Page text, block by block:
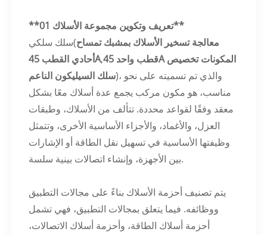
**01 تعريف وتكوين مجموعة الأسلاك**
سلك سلكي(معالجة تسخير الأسلاك بمشبك تمساح
أحادي القطب 45A,قطب واحد 45A المكونات تخصيص
سلك السيليكون الناعم)، والذي تم تسميته على نحو
مناسب، هو مكون مركب يجمع عدة أسلاك معًا بشكل
معقد وفقًا لقواعد محددة. تتألف من الأسلاك، وطبقات
العزل، والأغماد، والأجزاء الأساسية الأخرى، وتتمثل
وظيفتها الأساسية في تسهيل نقل الطاقة أو الإشارات
بين الأجهزة، وإنشاء اتصالات بينية سلسة.
يتم تصنيف أحزمة الأسلاك بناءً على مجالات التطبيق
ووظائفه. فيما يتعلق بمجالات التطبيق، فهي تشمل
أحزمة أسلاك الطاقة، وأحزمة أسلاك الاتصالات،